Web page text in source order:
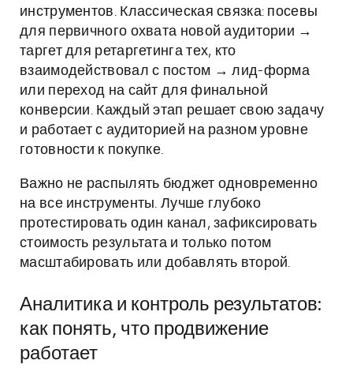
инструментов. Классическая связка: посевы
для первичного охвата новой аудитории →
таргет для ретаргетинга тех, кто
взаимодействовал с постом → лид-форма
или переход на сайт для финальной
конверсии. Каждый этап решает свою задачу
и работает с аудиторией на разном уровне
готовности к покупке.
Важно не распылять бюджет одновременно
на все инструменты. Лучше глубоко
протестировать один канал, зафиксировать
стоимость результата и только потом
масштабировать или добавлять второй.
Аналитика и контроль результатов:
как понять, что продвижение
работает